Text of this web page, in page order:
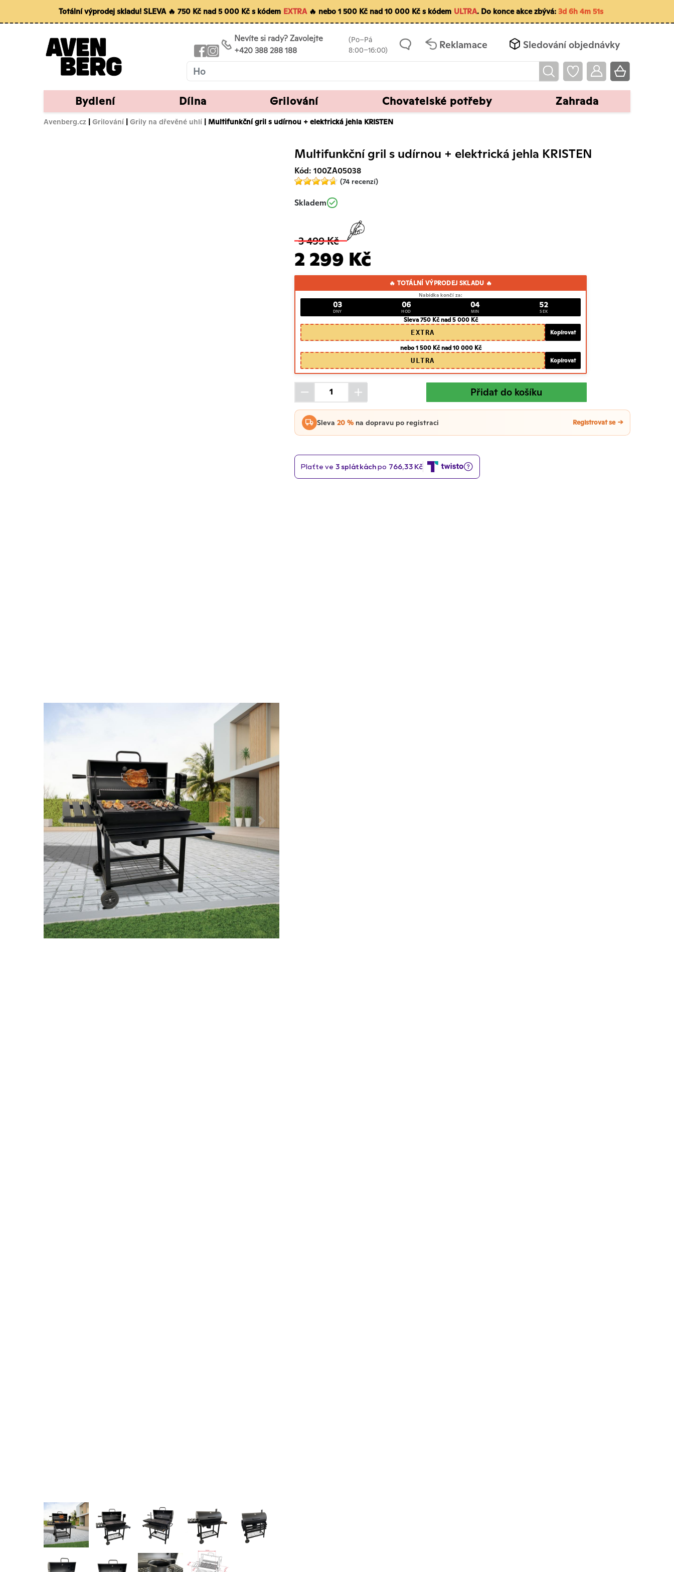
Totální výprodej skladu! SLEVA 🔥 750 Kč nad 5 000 Kč s kódem EXTRA🔥 nebo 1 500 Kč nad 10 000 Kč s kódem ULTRA. Do konce akce zbývá: 3d 6h 4m 50s
Nevíte si rady? Zavolejte
+420 388 288 188
(Po–Pá
8:00–16:00)
Reklamace Sledování objednávky
Bydlení Dílna Grilování Chovatelské potřeby Zahrada
Avenberg.cz | Grilování | Grily na dřevěné uhlí | Multifunkční gril s udírnou + elektrická jehla KRISTEN
Předchozí Další
Multifunkční gril s udírnou + elektrická jehla KRISTEN
Kód: 100ZA05038
(74 recenzí)
Skladem
3 499 Kč
2 299 Kč
🔥 TOTÁLNÍ VÝPRODEJ SKLADU 🔥
Nabídka končí za:
03
DNY
06
HOD
04
MIN
51
SEK
Sleva 750 Kč nad 5 000 Kč
EXTRA
Kopírovat
nebo 1 500 Kč nad 10 000 Kč
ULTRA
Kopírovat
Přidat do košíku
Sleva 20 % na dopravu po registraci Registrovat se